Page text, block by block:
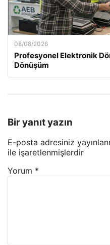
08/08/2026
Profesyonel Elektronik
Dönüşüm
Bir yanıt yazın
E-posta adresiniz
ile işaretlenmişlerdir
Yorum *